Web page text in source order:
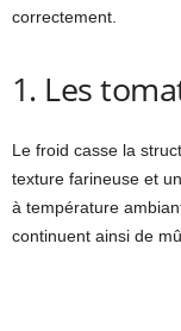
correctement.
1. Les
Le froid casse la
texture farineuse et
à température
continuent ainsi de